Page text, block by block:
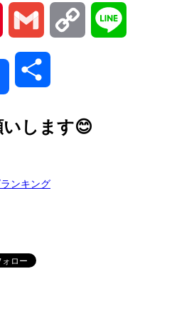
Pinterest Gmail Copy
します😊
ンキング